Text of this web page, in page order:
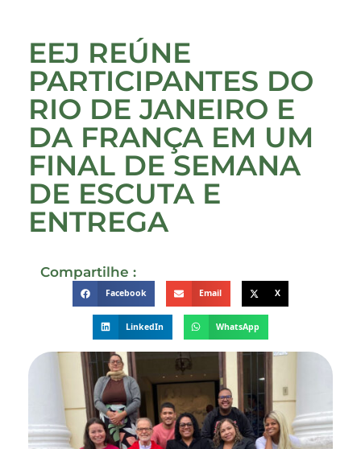
EEJ REÚNE
PARTICIPANTES DO
RIO DE JANEIRO E
DA FRANÇA EM UM
FINAL DE SEMANA
DE ESCUTA E
ENTREGA
Compartilhe :
Facebook Email X
LinkedIn WhatsApp